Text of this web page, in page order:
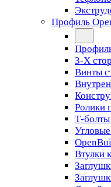
Профиль
3-Х
Винты
Ролики
Т-
Втулки